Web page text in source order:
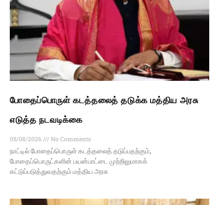
போதைப்பொருள் கடத்தலைத் தடுக்க மத்திய அரசு
எடுத்த நடவடிக்கை
05/08/2026
No Comments
நாட்டில் போதைப்பொருள் கடத்தலைத் தடுப்பதற்கும்,
போதைப்பொருட்களின் பயன்பாட்டை முற்றிலுமாகக்
கட்டுப்படுத்துவதற்கும் மத்திய அரசு